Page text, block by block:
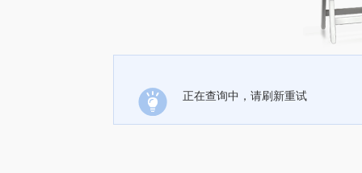
正在查询中，请刷新重试